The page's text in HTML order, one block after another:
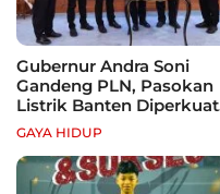
Gubernur Andra Soni
Gandeng PLN, Pasokan
Listrik Banten Diperkuat
demi Genjot Investasi
GAYA HIDUP